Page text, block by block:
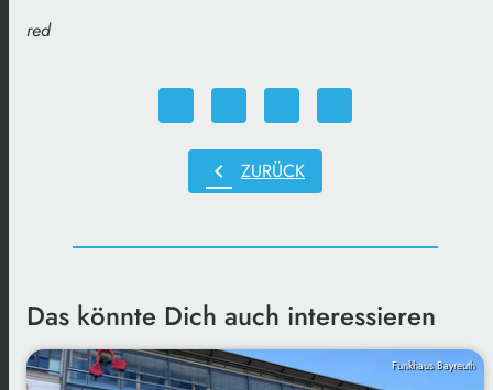
red
chevron_left ZURÜCK
Das könnte Dich auch interessieren
Funkhaus Bayreuth